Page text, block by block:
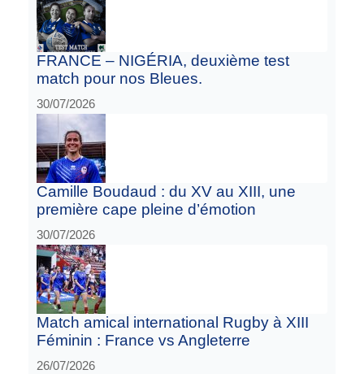
FRANCE – NIGÉRIA, deuxième test
match pour nos Bleues.
30/07/2026
Camille Boudaud : du XV au XIII, une
première cape pleine d’émotion
30/07/2026
Match amical international Rugby à XIII
Féminin : France vs Angleterre
26/07/2026